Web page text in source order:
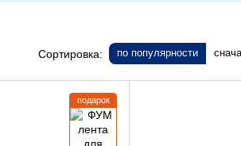
Сортировка: по популярности
подарок